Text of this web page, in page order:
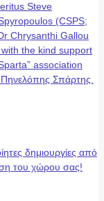
Steve
(CSPS;
Chrysanthi Gallou
the kind support
association
Σπάρτης.
δημιουργίες από
του χώρου σας!